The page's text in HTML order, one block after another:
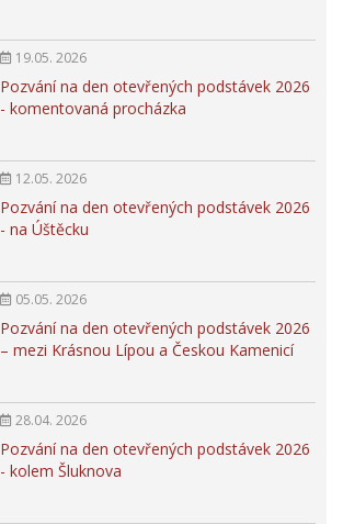
19.05. 2026
Pozvání na den otevřených podstávek 2026
- komentovaná procházka
12.05. 2026
Pozvání na den otevřených podstávek 2026
- na Úštěcku
05.05. 2026
Pozvání na den otevřených podstávek 2026
– mezi Krásnou Lípou a Českou Kamenicí
28.04. 2026
Pozvání na den otevřených podstávek 2026
- kolem Šluknova